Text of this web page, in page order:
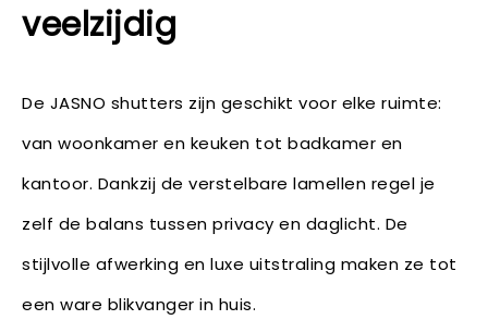
veelzijdig
De JASNO shutters zijn geschikt voor elke ruimte:
van woonkamer en keuken tot badkamer en
kantoor. Dankzij de verstelbare lamellen regel je
zelf de balans tussen privacy en daglicht. De
stijlvolle afwerking en luxe uitstraling maken ze tot
een ware blikvanger in huis.